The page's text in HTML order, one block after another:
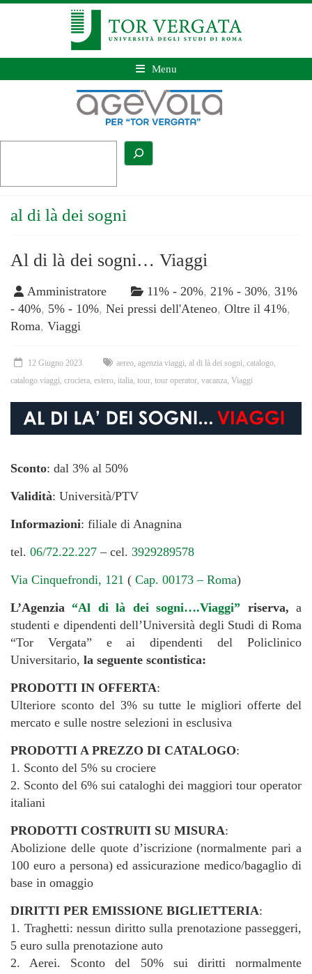
Menu
al di là dei sogni
Al di là dei sogni… Viaggi
Amministratore 11% - 20%, 21% - 30%, 31%
- 40%, 5% - 10%, Nei pressi dell'Ateneo, Oltre il 41%,
Roma, Viaggi
12 Giugno 2023 aereo agenzia viaggi al di là dei sogni catalogo
catalogo viaggi crociera estero italia tour tour operator vacanza Viaggi
Sconto: dal 3% al 50%
Validità: Università/PTV
Informazioni: filiale di Anagnina
tel. 06/72.22.227 – cel. 3929289578
Via Cinquefrondi, 121 ( Cap. 00173 – Roma)
L’Agenzia “Al di là dei sogni….Viaggi” riserva, a
studenti e dipendenti dell’Università degli Studi di Roma
“Tor Vergata” e ai dipendenti del Policlinico
Universitario, la seguente scontistica:
PRODOTTI IN OFFERTA:
Ulteriore sconto del 3% su tutte le migliori offerte del
mercato e sulle nostre selezioni in esclusiva
PRODOTTI A PREZZO DI CATALOGO:
1. Sconto del 5% su crociere
2. Sconto del 6% sui cataloghi dei maggiori tour operator
italiani
PRODOTTI COSTRUITI SU MISURA:
Abolizione delle quote d’iscrizione (normalmente pari a
100 euro a persona) ed assicurazione medico/bagaglio di
base in omaggio
DIRITTI PER EMISSIONE BIGLIETTERIA:
1. Traghetti: nessun diritto sulla prenotazione passeggeri,
5 euro sulla prenotazione auto
2. Aerei. Sconto del 50% sui diritti normalmente